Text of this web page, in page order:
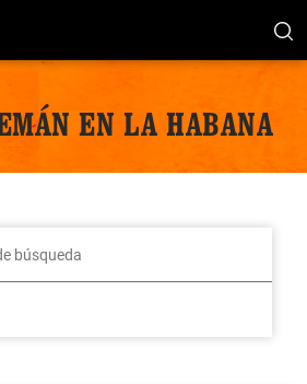
EN LA HABANA